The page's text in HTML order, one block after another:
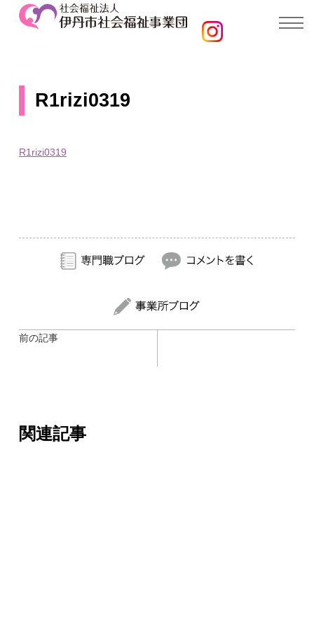
R1rizi0319
R1rizi0319
前の記事
関連記事